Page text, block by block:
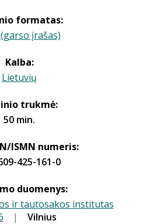
formatas:
įrašas)
Kalba:
Lietuvių
trukmė:
50 min.
ISMN numeris:
425-161-0
duomenys:
ir tautosakos institutas
| Vilnius